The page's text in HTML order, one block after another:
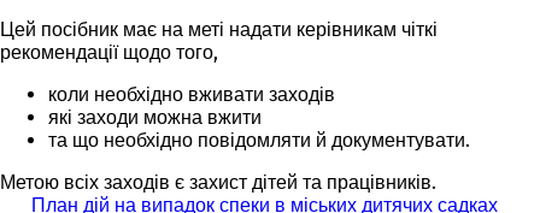
Цей посібник має на меті надати керівникам чіткі
рекомендації щодо того,
коли необхідно вживати заходів
які заходи можна вжити
та що необхідно повідомляти й документувати.
Метою всіх заходів є захист дітей та працівників.
План дій на випадок спеки в міських дитячих садках